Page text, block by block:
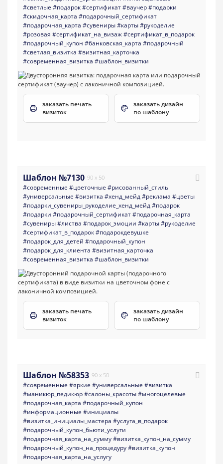
#светлые #подарок#сертификат#ваучер#подарки
#скидочная_карта #подарочный_сертификат
#подарочная_карта #сувениры#карты#рукоделие
#розовая #сертификат_на_визаж#сертификат_в_подарок
#подарочный_купон #банковская_карта #подарочный
#светлая_визитка #визитная_карточка
#современная_визитка #шаблон_визитки
заказать печать
визиток
заказать дизайн
по шаблону
Шаблон №7130 90 x 50
#современные #цветочные #рисованный_стиль
#универсальные #визитка #хенд_мейд#реклама #цветы
#подарки_сувениры_рукоделие_хенд_мейд#подарок
#подарки #подарочный_сертификат#подарочная_карта
#сувениры#листва #подарок_эмоции #карты#рукоделие
#сертификат_в_подарок#подарокдевушке
#подарок_для_детей #подарочный_купон
#подарок_для_клиента #визитная_карточка
#современная_визитка #шаблон_визитки
заказать печать
визиток
заказать дизайн
по шаблону
Шаблон №58353 90 x 50
#современные #яркие #универсальные #визитка
#маникюр_педикюр#салоны_красоты#многоцелевые
#подарочная_карта #подарочный_купон
#информационные #инициалы
#визитка_инициалы_мастера #услуга_в_подарок
#подарочный_купон_бьюти_услуги
#подарочная_карта_на_сумму#визитка_купон_на_сумму
#подарочный_купон_на_процедуру#визитка_купон
#подарочная_карта_на_услугу